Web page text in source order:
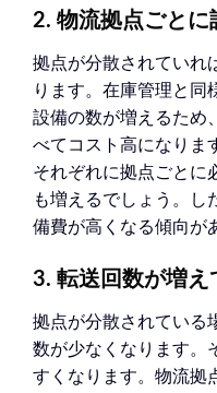
2. 物流拠点ごと
拠点が分散されていれ
ります。在庫管理と同
設備の数が増えるため
べてコスト高になりま
それぞれに拠点ごとに
も増えるでしょう。し
備費が高くなる傾向が
3. 転送回数が増え
拠点が分散されている
数が少なくなります。
すくなります。物流拠